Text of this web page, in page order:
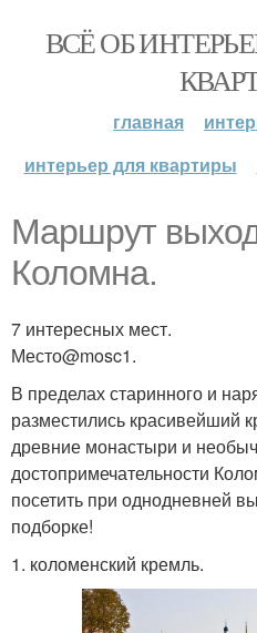
ВСЁ ОБ
главная
интерьер для квартиры
Маршрут
Коломна.
7 интересных мест.
Место@mosc1.
В пределах старинного и
разместились красивейший
древние монастыри и
достопримечательности
посетить при однодневней
подборке!
1. коломенский кремль.